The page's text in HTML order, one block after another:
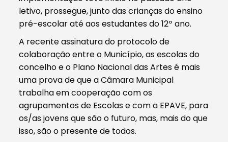
letivo, prossegue, junto das crianças do ensino
pré-escolar até aos estudantes do 12º ano.
A recente assinatura do protocolo de
colaboração entre o Município, as escolas do
concelho e o Plano Nacional das Artes é mais
uma prova de que a Câmara Municipal
trabalha em cooperação com os
agrupamentos de Escolas e com a EPAVE, para
os/as jovens que são o futuro, mas, mais do que
isso, são o presente de todos.